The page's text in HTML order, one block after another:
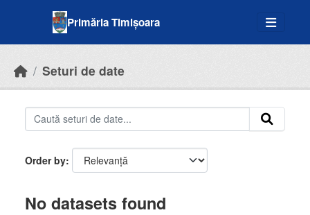
Primăria Timișoara
Seturi de date
Order by
No datasets found